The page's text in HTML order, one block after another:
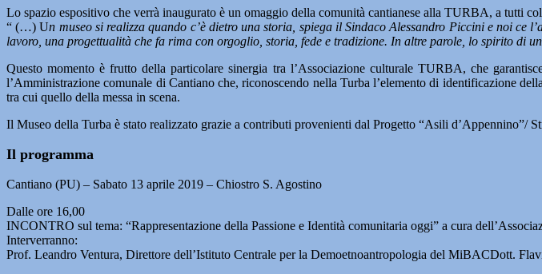
Lo spazio espositivo che verrà inaugurato è un omaggio della comunità cantianese alla TURBA, a tutti
“ (…) Un museo si realizza quando c’è dietro una storia, spiega il Sindaco Alessandro Piccini e noi
lavoro, una progettualità che fa rima con orgoglio, storia, fede e tradizione. In altre parole, lo spirito di
Questo momento è frutto della particolare sinergia tra l’Associazione culturale TURBA, che
l’Amministrazione comunale di Cantiano che, riconoscendo nella Turba l’elemento di identificazione
tra cui quello della messa in scena.
Il Museo della Turba è stato realizzato grazie a contributi provenienti dal Progetto “Asili d’Appennino”/
Il programma
Cantiano (PU) – Sabato 13 aprile 2019 – Chiostro S. Agostino
Dalle ore 16,00
INCONTRO sul tema: “Rappresentazione della Passione e Identità comunitaria oggi” a cura
Interverranno:
Prof. Leandro Ventura, Direttore dell’Istituto Centrale per la Demoetnoantropologia del MiBACDott.